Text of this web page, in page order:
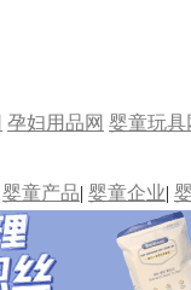
孕妇用品网 婴童玩具
婴童产品| 婴童企业|